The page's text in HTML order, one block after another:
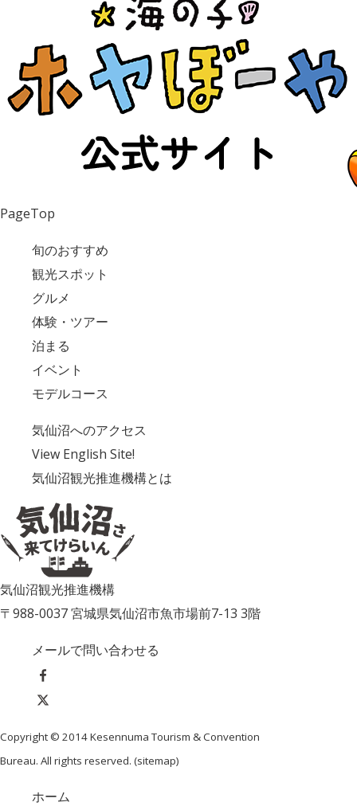
PageTop
旬のおすすめ
観光スポット
グルメ
体験・ツアー
泊まる
イベント
モデルコース
気仙沼へのアクセス
View English Site!
気仙沼観光推進機構とは
気仙沼観光推進機構
〒988-0037 宮城県気仙沼市魚市場前7-13 3階
メールで問い合わせる
Copyright © 2014 Kesennuma Tourism & Convention
Bureau. All rights reserved. (sitemap)
ホーム